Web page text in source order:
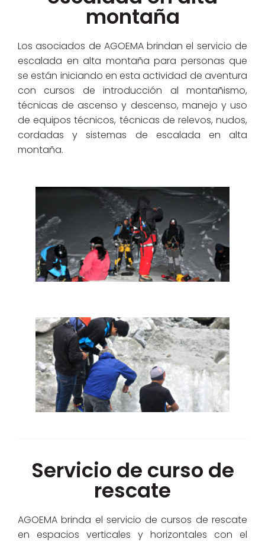
montaña
Los asociados de AGOEMA brindan el servicio de
escalada en alta montaña para personas que
se están iniciando en esta actividad de aventura
con cursos de introducción al montañismo,
técnicas de ascenso y descenso, manejo y uso
de equipos técnicos, técnicas de relevos, nudos,
cordadas y sistemas de escalada en alta
montaña.
Servicio de curso de
rescate
AGOEMA brinda el servicio de cursos de rescate
en espacios verticales y horizontales con el